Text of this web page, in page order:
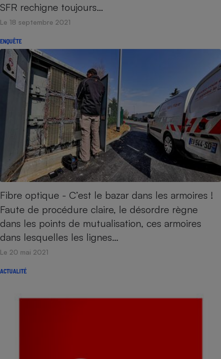
SFR rechigne toujours…
Le 18 septembre 2021
ENQUÊTE
Fibre optique - C’est le bazar dans les armoires !
Faute de procédure claire, le désordre règne
dans les points de mutualisation, ces armoires
dans lesquelles les lignes…
Le 20 mai 2021
ACTUALITÉ